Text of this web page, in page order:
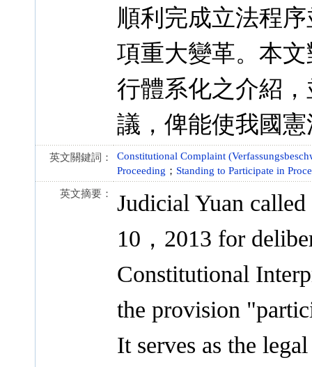
順利完成立法程
項重大變革。本
行體系化之介紹
議，俾能使我國
英文關鍵詞：
Constitutional Complaint
Proceeding ； Standing to Participate in
英文摘要：
Judicial Yuan
10，2013 for
Constitutional
the provision
It serves as the